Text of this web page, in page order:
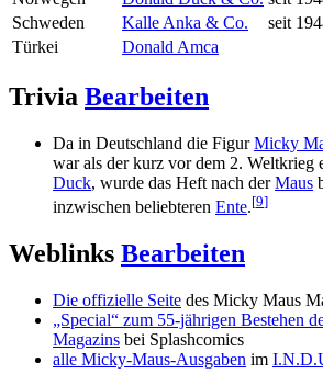
Schweden
Kalle Anka & Co.
seit
Türkei
Donald Amca
Trivia Bearbeiten
Da in Deutschland die FigurMicky
war als der kurz vor dem 2. Weltkrieg
Duck, wurde das Heft nach derMaus
inzwischen beliebteren Ente.[9]
Weblinks Bearbeiten
Die offizielle Seite des Micky Maus
„Special“ zum 55-jährigen Bestehen
Magazins bei Splashcomics
alle Micky-Maus-Ausgaben im